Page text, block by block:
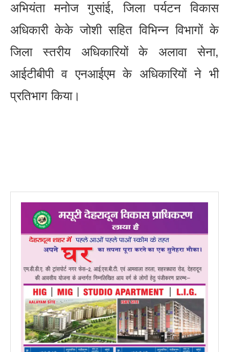
अभियंता मनोज गुसांई, जिला पर्यटन विकास
अधिकारी केके जोशी सहित विभिन्न विभागों के
जिला स्तरीय अधिकारियों के अलावा सेना,
आईटीबीपी व एनआईएम के अधिकारियों ने भी
प्रतिभाग किया।